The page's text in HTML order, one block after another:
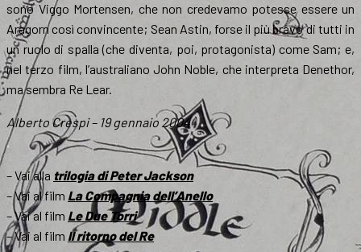
sono Viggo Mortensen, che non credevamo potesse essere un
Aragorn così convincente; Sean Astin, forse il più bravo di tutti in
un ruolo di spalla (che diventa, poi, protagonista) come Sam; e,
nel terzo film, l’australiano John Noble, che interpreta Denethor,
ma sembra Re Lear.
Alberto Crespi – 19 gennaio 2004
.
– Vai alla trilogia di Peter Jackson
– Vai al film La Compagnia dell’Anello
– Vai al film Le Due Torri
– Vai al film Il ritorno del Re